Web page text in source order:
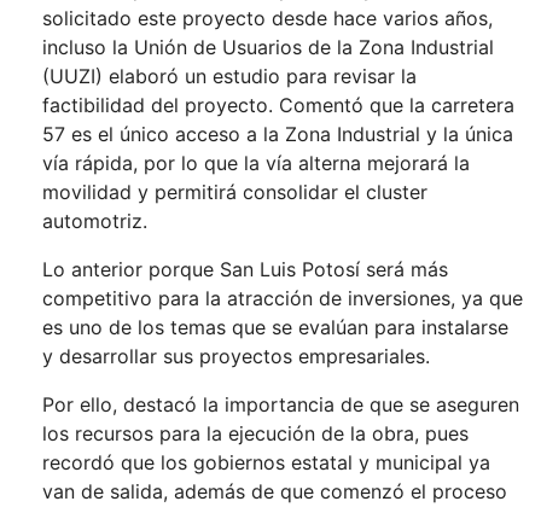
solicitado este proyecto desde hace varios años,
incluso la Unión de Usuarios de la Zona Industrial
(UUZI) elaboró un estudio para revisar la
factibilidad del proyecto. Comentó que la carretera
57 es el único acceso a la Zona Industrial y la única
vía rápida, por lo que la vía alterna mejorará la
movilidad y permitirá consolidar el cluster
automotriz.
Lo anterior porque San Luis Potosí será más
competitivo para la atracción de inversiones, ya que
es uno de los temas que se evalúan para instalarse
y desarrollar sus proyectos empresariales.
Por ello, destacó la importancia de que se aseguren
los recursos para la ejecución de la obra, pues
recordó que los gobiernos estatal y municipal ya
van de salida, además de que comenzó el proceso